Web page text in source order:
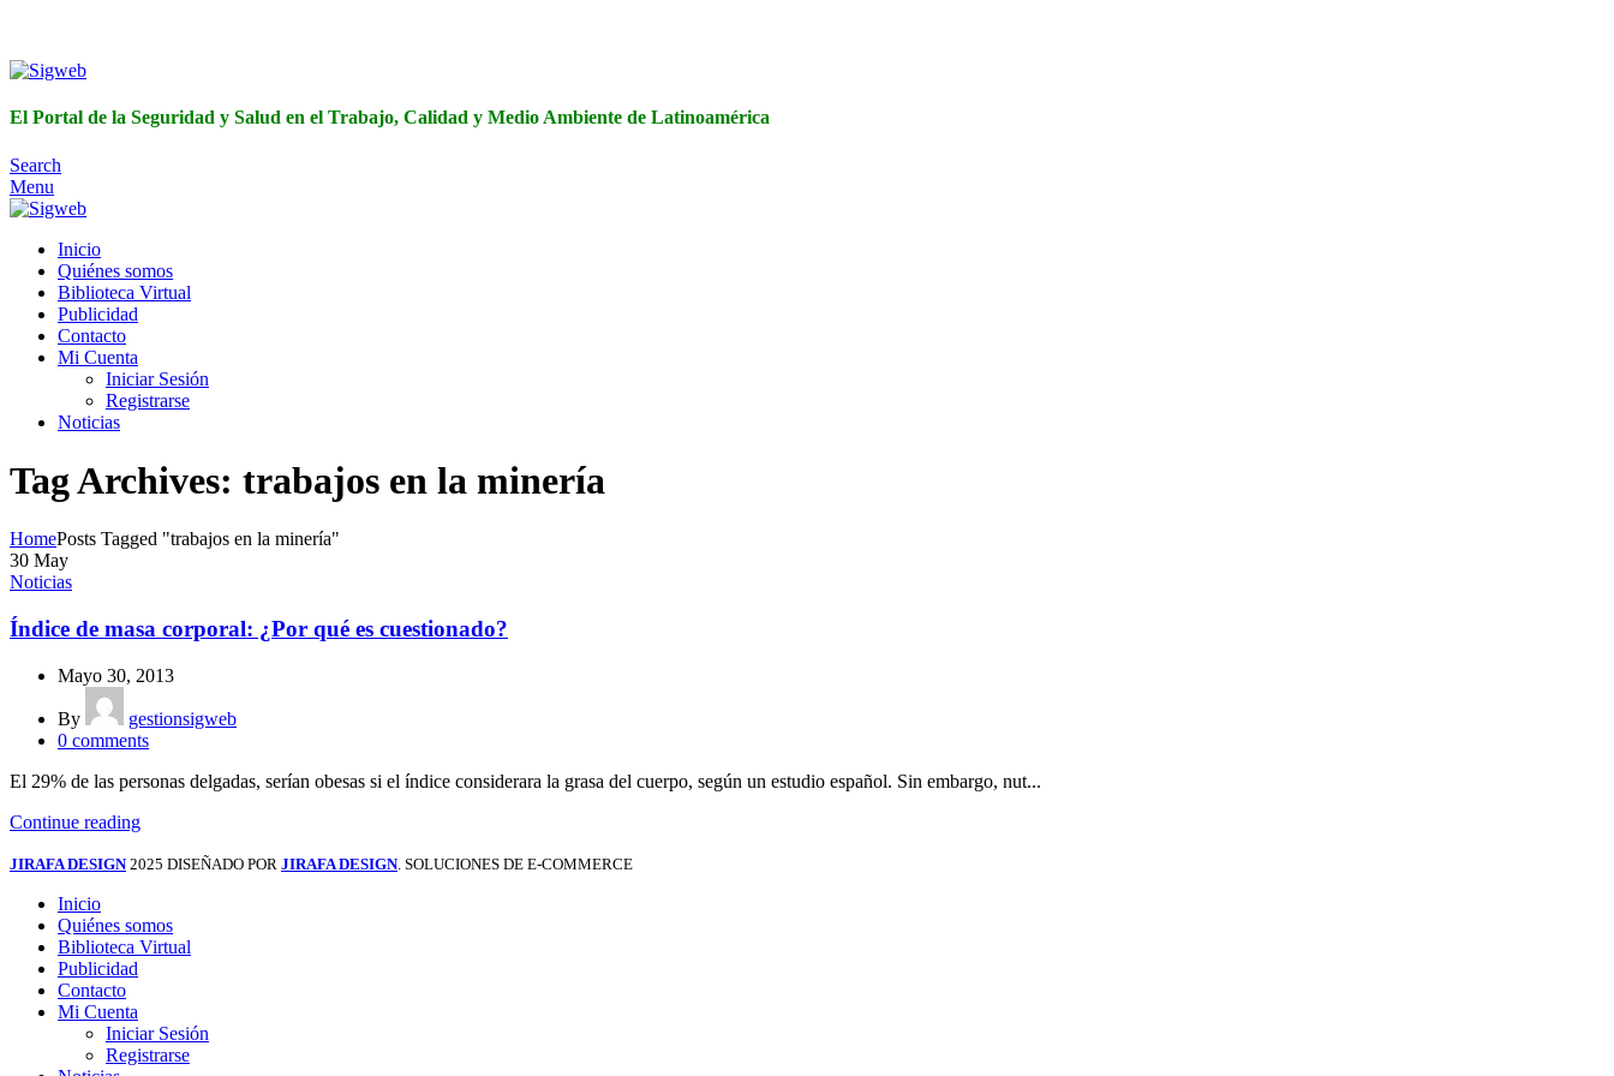
El Portal de la Seguridad y Salud en el Trabajo, Calidad y Medio Ambiente de Latinoamérica
Search
Menu
Inicio
Quiénes somos
Biblioteca Virtual
Publicidad
Contacto
Mi Cuenta
Iniciar Sesión
Registrarse
Noticias
Tag Archives: trabajos en la minería
HomePosts Tagged "trabajos en la minería"
30 May
Noticias
Índice de masa corporal: ¿Por qué es cuestionado?
Mayo 30, 2013
By
gestionsigweb
0 comments
El 29% de las personas delgadas, serían obesas si el índice considerara la grasa del cuerpo, según un estudio español. Sin embargo, nut...
Continue reading
JIRAFA DESIGN 2025 DISEÑADO POR JIRAFA DESIGN. SOLUCIONES DE E-COMMERCE
Inicio
Quiénes somos
Biblioteca Virtual
Publicidad
Contacto
Mi Cuenta
Iniciar Sesión
Registrarse